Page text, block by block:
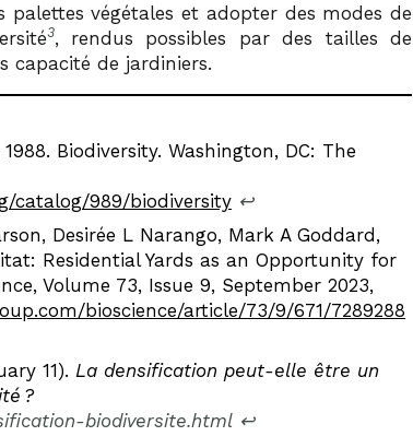
végétales et adopter des modes de
3, rendus possibles par des tailles de
capacité de jardiniers.
Biodiversity. Washington, DC: The
catalog/989/biodiversity ↩︎
Desirée L Narango, Mark A Goddard,
Residential Yards as an Opportunity for
Volume 73, Issue 9, September 2023,
bioscience/article/73/9/671/7289288
11). La densification peut-elle être un
?
biodiversite.html ↩︎